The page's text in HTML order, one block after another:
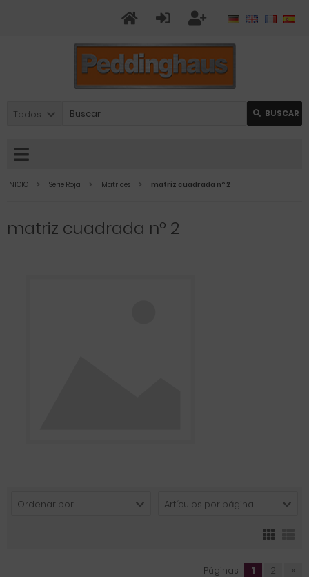
Todos BUSCAR
INICIO Serie Roja Matrices matriz cuadrada nº 2
matriz cuadrada nº 2
Ordenar por ... Artículos por página
Páginas: 1 2 »